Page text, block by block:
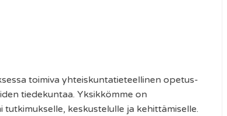
toimiva yhteiskuntatieteellinen opetus-
tiedekuntaa. Yksikkömme on
keskustelulle ja kehittämiselle.